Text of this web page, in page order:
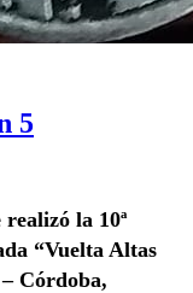
5
la 10ª
“Vuelta Altas
Córdoba,